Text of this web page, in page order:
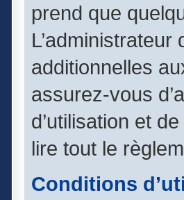
prend que
additionnelles
assurez-vous
d’utilisation et
lire tout le
Conditions